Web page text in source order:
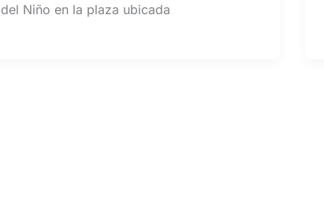
del Niño en la plaza ubicada